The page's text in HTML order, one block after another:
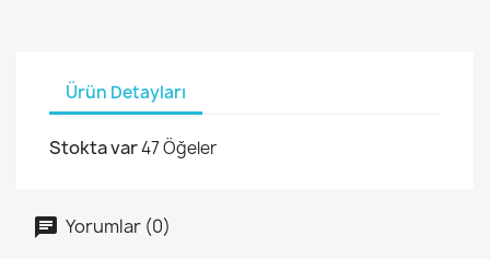
Ürün Detayları
Stokta var47 Öğeler
Yorumlar (0)